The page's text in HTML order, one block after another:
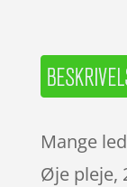
Mange
Øje pleje,